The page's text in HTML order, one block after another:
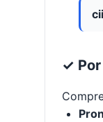
cii
✓ Por